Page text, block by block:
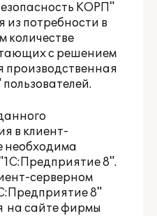
КОРП"
из потребности в
количестве
с решением
производственная
в клиент-
необходима
8".
серверном
8"
на сайте фирмы